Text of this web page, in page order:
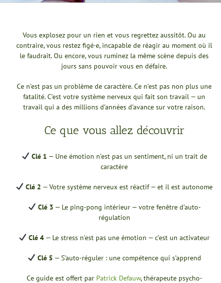
Vous explosez pour un rien et vous regrettez aussitôt. Ou au
contraire, vous restez figé·e, incapable de réagir au moment où il
le faudrait. Ou encore, vous ruminez la même scène depuis des
jours sans pouvoir vous en défaire.
Ce n’est pas un problème de caractère. Ce n’est pas non plus une
fatalité. C’est votre système nerveux qui fait son travail — un
travail qui a des millions d’années d’avance sur votre raison.
Ce que vous allez découvrir
Clé 1 — Une émotion n’est pas un sentiment, ni un trait de
caractère
Clé 2 — Votre système nerveux est réactif — et il est autonome
Clé 3 — Le ping-pong intérieur — votre fenêtre d’auto-
régulation
Clé 4 — Le stress n’est pas une émotion — c’est un activateur
Clé 5 — S’auto-réguler : une compétence qui s’apprend
Ce guide est offert par Patrick Defauw, thérapeute psycho-